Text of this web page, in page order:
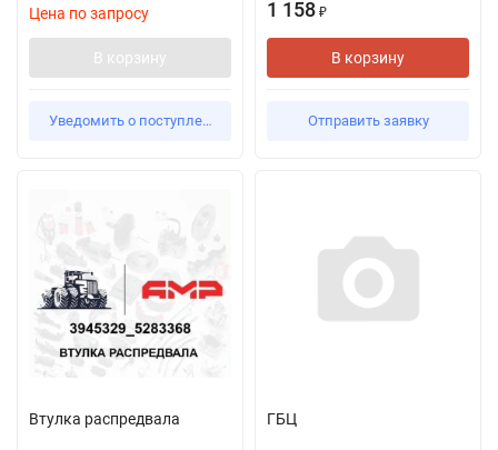
Цена по запросу
В корзину
Уведомить о поступлении
1 158 ₽
В корзину
Отправить заявку
Втулка распредвала ГБЦ